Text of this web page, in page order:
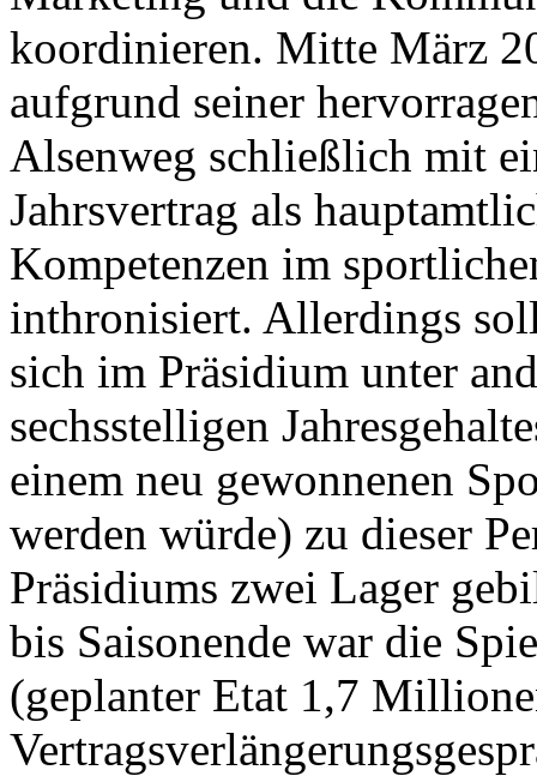
koordinieren. Mitte März
aufgrund seiner
Alsenweg schließlich mit
Jahrsvertrag als
Kompetenzen im
inthronisiert. Allerdings
sich im Präsidium unter
sechsstelligen
einem neu gewonnenen
werden würde) zu dieser
Präsidiums zwei Lager
bis Saisonende war die
(geplanter Etat 1,7